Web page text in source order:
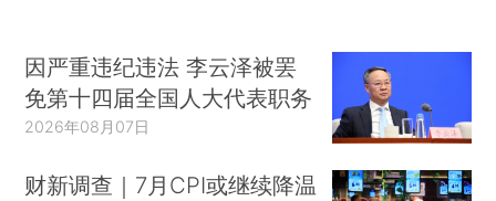
因严重违纪违法 李云泽被罢
免第十四届全国人大代表职务
2026年08月07日
财新调查｜7月CPI或继续降温